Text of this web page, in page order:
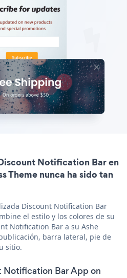
Notification Bar en
Theme nunca ha sido tan
Discount Notification Bar
el estilo y los colores de su
Notification Bar a su Ashe
barra lateral, pie de
sitio.
Notification Bar App on